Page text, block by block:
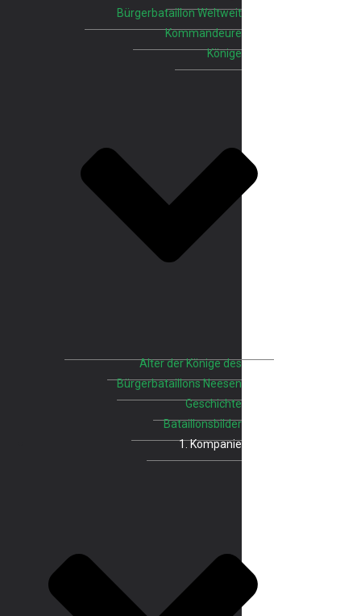
Bürgerbataillon Weltweit
Kommandeure
Könige
Alter der Könige des
Bürgerbataillons Neesen
Geschichte
Bataillonsbilder
1. Kompanie